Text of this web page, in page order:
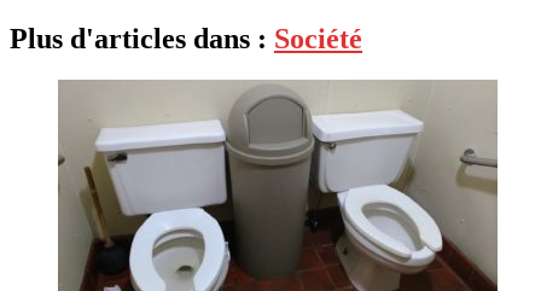
Plus d'articles dans : Société